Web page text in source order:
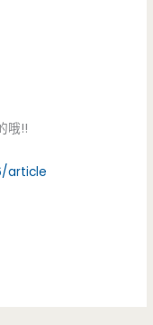
哦!!
article